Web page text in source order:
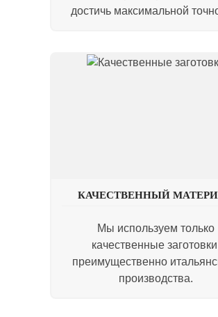
достичь максимальной
КАЧЕСТВЕННЫЙ
Мы используем только
качественные
преимущественно
производства.